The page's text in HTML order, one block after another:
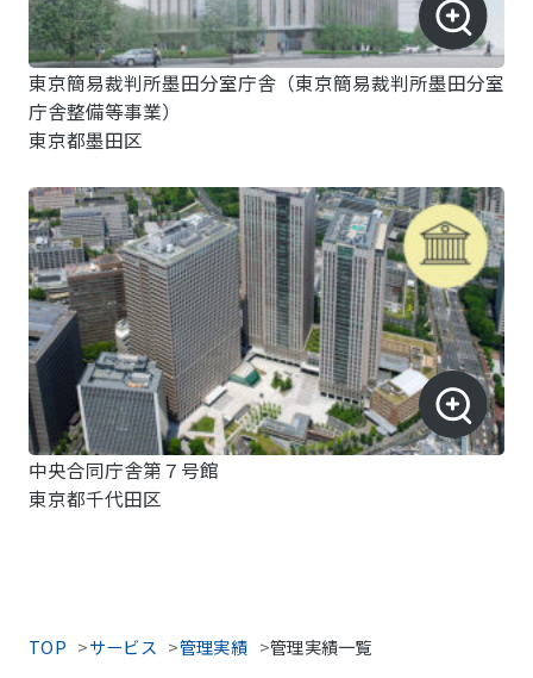
東京簡易裁判所墨田分室庁舎（東京簡易裁判所墨田分室
庁舎整備等事業）
東京都墨田区
中央合同庁舎第７号館
東京都千代田区
TOP サービス 管理実績 管理実績一覧